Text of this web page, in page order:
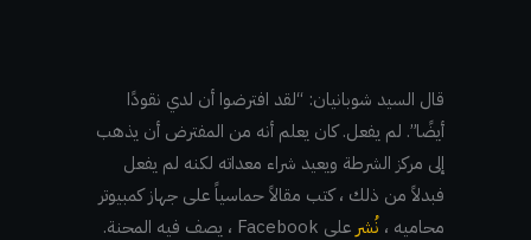
قال السيد شوبانيان: “لقد افترضوا أن لدي نقودًا
أيضًا”. لم يفعل. كان يعلم أنه من المفترض أن يذهب
إلى مركز الشرطة ويعيد شراء معداته لكنه لم يفعل
فبدلاً من ذلك ، كتب مقالاً حماسياً على جهاز كمبيوتر
محاميه ، نُشر على Facebook ، يصف فيه المحنة.